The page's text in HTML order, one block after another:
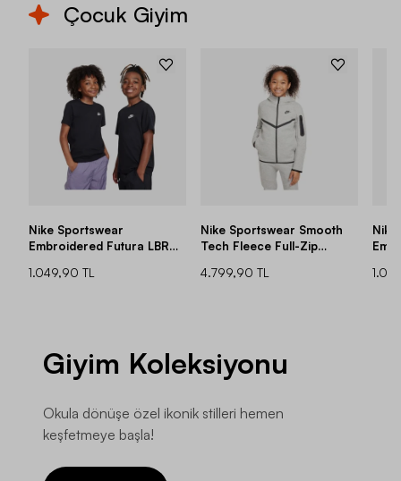
Çocuk Giyim
Nike Sportswear
Embroidered Futura LBR
1.049,90 TL
Nike Sportswear Smooth
Tech Fleece Full-Zip
4.799,90 TL
Giyim Koleksiyonu
Okula dönüşe özel ikonik stilleri hemen
keşfetmeye başla!